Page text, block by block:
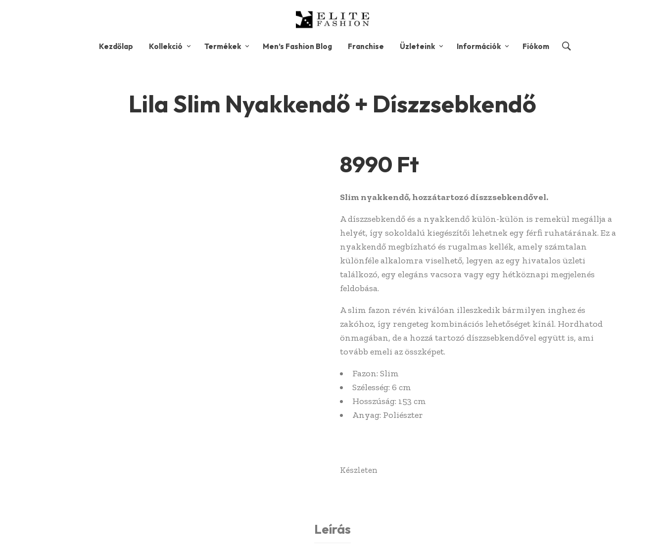
Kezdőlap Kollekció Termékek Men’s Fashion Blog Franchise Üzleteink Információk Fiókom
Lila Slim Nyakkendő + Díszzsebkendő
8990 Ft
Slim nyakkendő, hozzátartozó díszzsebkendővel.
A díszzsebkendő és a nyakkendő külön-külön is remekül megállja a
helyét, így sokoldalú kiegészítői lehetnek egy férfi ruhatárának. Ez a
nyakkendő megbízható és rugalmas kellék, amely számtalan
különféle alkalomra viselhető, legyen az egy hivatalos üzleti
találkozó, egy elegáns vacsora vagy egy hétköznapi megjelenés
feldobása.
A slim fazon révén kiválóan illeszkedik bármilyen inghez és
zakóhoz, így rengeteg kombinációs lehetőséget kínál. Hordhatod
önmagában, de a hozzá tartozó díszzsebkendővel együtt is, ami
tovább emeli az összképet.
Fazon: Slim
Szélesség: 6 cm
Hosszúság: 153 cm
Anyag: Poliészter
Készleten
Leírás